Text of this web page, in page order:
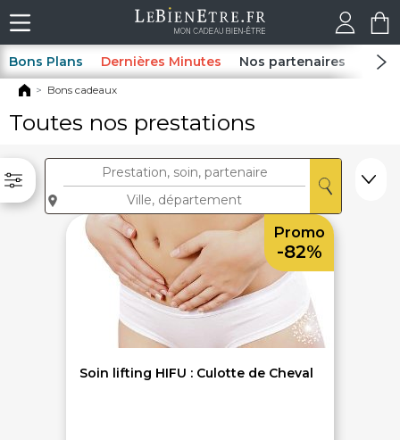
Bons Plans Dernières Minutes Nos partenaires Spas
Bons cadeaux
Toutes nos prestations
Soin lifting HIFU : Culotte de Cheval
Promo
-82%